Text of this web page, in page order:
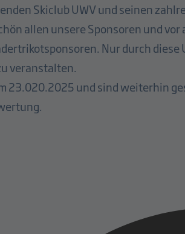
Skiclub UWV und seinen
allen unsere Sponsoren und vor
Nur durch
veranstalten.
23.020.2025 und sind weiterhin